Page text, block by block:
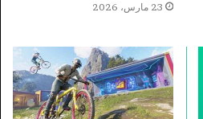
23 مارس، 2026